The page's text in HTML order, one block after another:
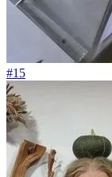
#15